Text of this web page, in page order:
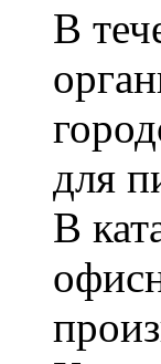
В
для
В